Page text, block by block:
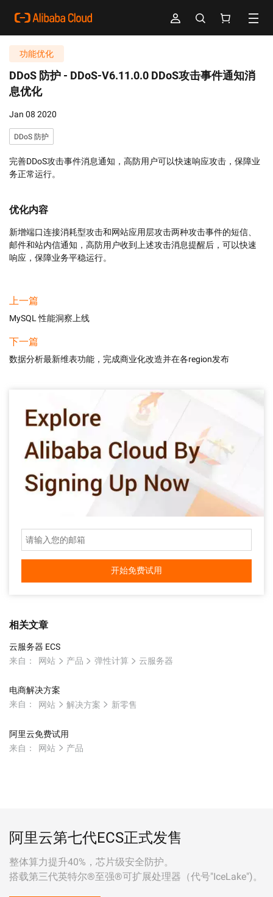
功能优化
DDoS 防护 - DDoS-V6.11.0.0 DDoS攻击事件通知消
息优化
Jan 08 2020
DDoS 防护
完善DDoS攻击事件消息通知，高防用户可以快速响应攻击，保障业
务正常运行。
优化内容
新增端口连接消耗型攻击和网站应用层攻击两种攻击事件的短信、
邮件和站内信通知，高防用户收到上述攻击消息提醒后，可以快速
响应，保障业务平稳运行。
上一篇
MySQL 性能洞察上线
下一篇
数据分析最新维表功能，完成商业化改造并在各region发布
开始免费试用
相关文章
云服务器 ECS
来自：
网站 产品 弹性计算 云服务器
电商解决方案
来自：
网站 解决方案 新零售
阿里云免费试用
来自：
网站 产品
阿里云第七代ECS正式发售
整体算力提升40%，芯片级安全防护。
搭载第三代英特尔®至强®可扩展处理器（代号"IceLake")。